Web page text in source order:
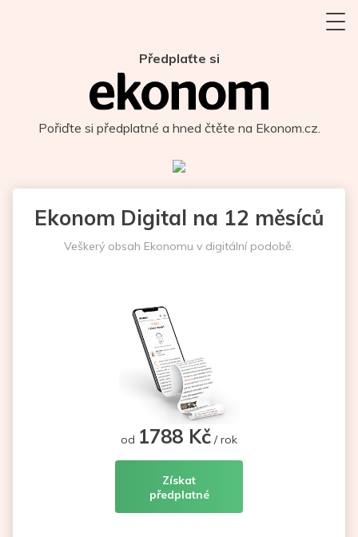
Předplaťte si
Pořiďte si předplatné a hned čtěte na Ekonom.cz.
Ekonom Digital na 12 měsíců
Veškerý obsah Ekonomu v digitální podobě.
od 1788 Kč / rok
Získat
předplatné